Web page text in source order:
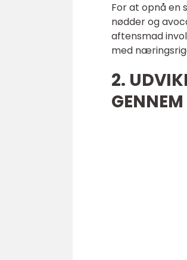
For at opnå en
nødder og
aftensmad
med
2.